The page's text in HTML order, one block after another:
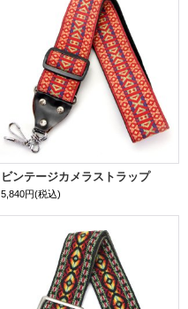
ビンテージカメラストラップ
5,840円(税込)